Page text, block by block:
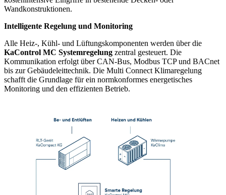
Wandkonstruktionen.
Intelligente Regelung und Monitoring
Alle Heiz‑, Kühl‑ und Lüftungskomponenten werden über die
KaControl MC Systemregelung zentral gesteuert. Die
Kommunikation erfolgt über CAN‑Bus, Modbus TCP und BACnet
bis zur Gebäudeleittechnik. Die Multi Connect Klimaregelung
schafft die Grundlage für ein normkonformes energetisches
Monitoring und den effizienten Betrieb.